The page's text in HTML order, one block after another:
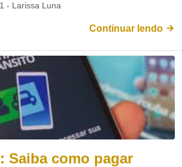
- Larissa Luna
Continuar lendo
Saiba como pagar